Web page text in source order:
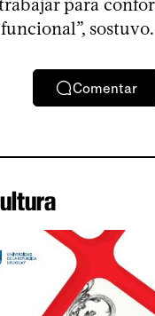
para
sostuvo.
Comentar